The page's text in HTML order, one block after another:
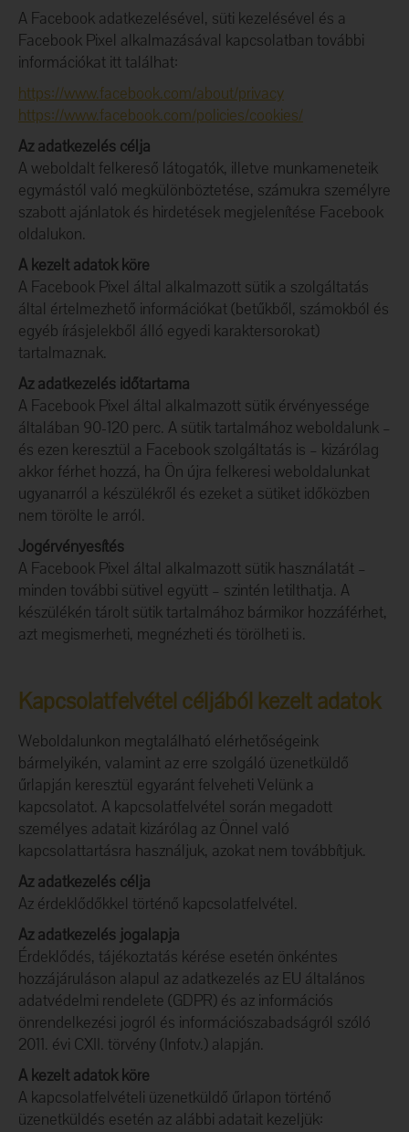
A Facebook adatkezelésével, süti kezelésével és a
Facebook Pixel alkalmazásával kapcsolatban további
információkat itt találhat:
https://www.facebook.com/about/privacy
https://www.facebook.com/policies/cookies/
Az adatkezelés célja
A weboldalt felkereső látogatók, illetve munkameneteik
egymástól való megkülönböztetése, számukra személyre
szabott ajánlatok és hirdetések megjelenítése Facebook
oldalukon.
A kezelt adatok köre
A Facebook Pixel által alkalmazott sütik a szolgáltatás
által értelmezhető információkat (betűkből, számokból és
egyéb írásjelekből álló egyedi karaktersorokat)
tartalmaznak.
Az adatkezelés időtartama
A Facebook Pixel által alkalmazott sütik érvényessége
általában 90-120 perc. A sütik tartalmához weboldalunk –
és ezen keresztül a Facebook szolgáltatás is – kizárólag
akkor férhet hozzá, ha Ön újra felkeresi weboldalunkat
ugyanarról a készülékről és ezeket a sütiket időközben
nem törölte le arról.
Jogérvényesítés
A Facebook Pixel által alkalmazott sütik használatát –
minden további sütivel együtt – szintén letilthatja. A
készülékén tárolt sütik tartalmához bármikor hozzáférhet,
azt megismerheti, megnézheti és törölheti is.
Kapcsolatfelvétel céljából kezelt adatok
Weboldalunkon megtalálható elérhetőségeink
bármelyikén, valamint az erre szolgáló üzenetküldő
űrlapján keresztül egyaránt felveheti Velünk a
kapcsolatot. A kapcsolatfelvétel során megadott
személyes adatait kizárólag az Önnel való
kapcsolattartásra használjuk, azokat nem továbbítjuk.
Az adatkezelés célja
Az érdeklődőkkel történő kapcsolatfelvétel.
Az adatkezelés jogalapja
Érdeklődés, tájékoztatás kérése esetén önkéntes
hozzájáruláson alapul az adatkezelés az EU általános
adatvédelmi rendelete (GDPR) és az információs
önrendelkezési jogról és információszabadságról szóló
2011. évi CXII. törvény (Infotv.) alapján.
A kezelt adatok köre
A kapcsolatfelvételi üzenetküldő űrlapon történő
üzenetküldés esetén az alábbi adatait kezeljük: